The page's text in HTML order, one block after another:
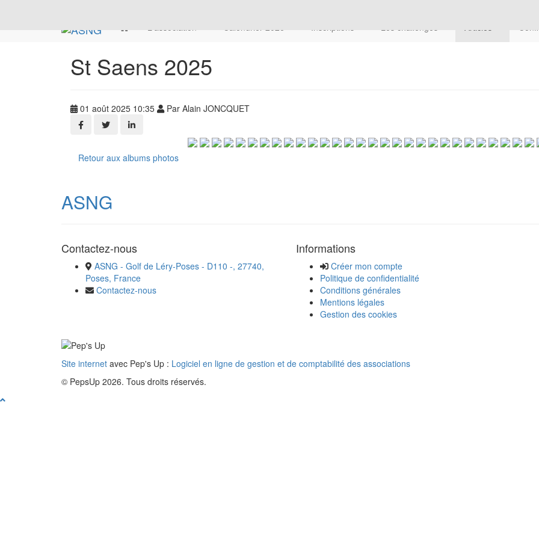
L'association
Calendrier 2026 Inscriptions Les challenges Articles
St Saens 2025
01 août 2025 10:35 Par Alain JONCQUET
Retour aux albums photos
ASNG
Contactez-nous
ASNG - Golf de Léry-Poses - D110 -, 27740,
Poses, France
Contactez-nous
Informations
Créer mon compte
Politique de confidentialité
Conditions générales
Mentions légales
Gestion des cookies
Site internet avec Pep's Up : Logiciel en ligne de gestion et de comptabilité des associations
© PepsUp 2026. Tous droits réservés.